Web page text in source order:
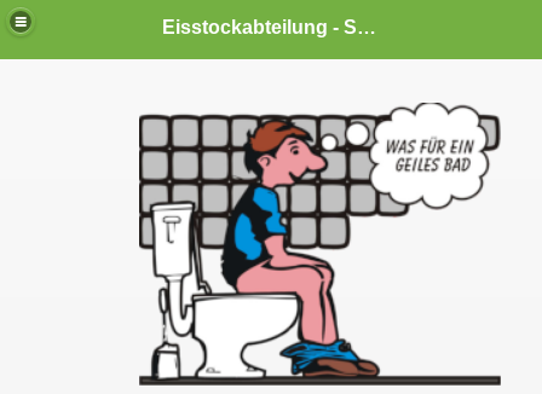
Eisstockabteilung - SV Diesenbach